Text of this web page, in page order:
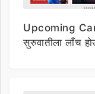
Upcoming Car
सुरुवातीला लाँच